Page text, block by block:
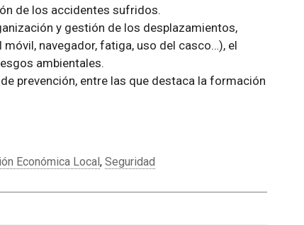
de los accidentes sufridos.
y gestión de los desplazamientos,
navegador, fatiga, uso del casco…), el
ambientales.
prevención, entre las que destaca la formación
Económica Local, Seguridad